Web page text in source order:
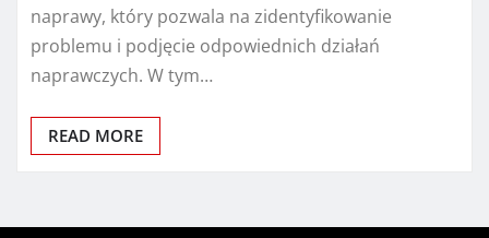
naprawy, który pozwala na zidentyfikowanie
problemu i podjęcie odpowiednich działań
naprawczych. W tym…
READ MORE